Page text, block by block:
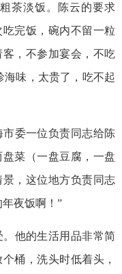
茶淡饭。陈云的要求
完饭，碗内不留一粒
，不参加宴会，不吃
海味，太贵了，吃不起
委一位负责同志给陈
菜（一盘豆腐，一盘
，这位地方负责同志
夜饭啊！”
他的生活用品非常简
桶，洗头时低着头，